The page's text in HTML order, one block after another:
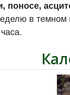
поносе,
в темном